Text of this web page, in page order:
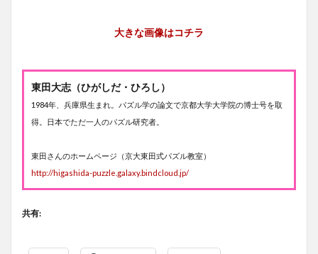
大きな画像はコチラ
東田大志（ひがしだ・ひろし）
1984年、兵庫県生まれ。パズル学の論文で京都大学大学院の博士号を取
得。日本でただ一人のパズル研究者。
東田さんのホームページ（京大東田式パズル教室）
http://higashida-puzzle.galaxy.bindcloud.jp/
共有: